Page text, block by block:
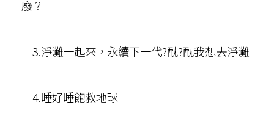
廢？
3.淨灘一起來，永續下一代?酖?酖我想去淨灘
4.睡好睡飽救地球